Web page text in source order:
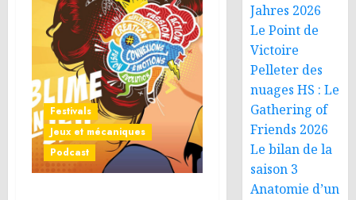
Festivals
Jeux et mécaniques
Podcast
Jahres 2026
Le Point de
Victoire
Pelleter des
nuages HS : Le
Gathering of
Friends 2026
Le bilan de la
saison 3
Anatomie d’un